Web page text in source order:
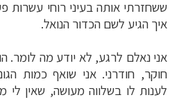
ששחזרתי אותה בעיני רוחי עשרות
איך הגיע לשם הכדור הנואל.
אני נאלם לרגע, לא יודע מה לומר.
חוקר, חודרני. אני שואף כמות
לענות לו בשלווה מעושה, שאין לי